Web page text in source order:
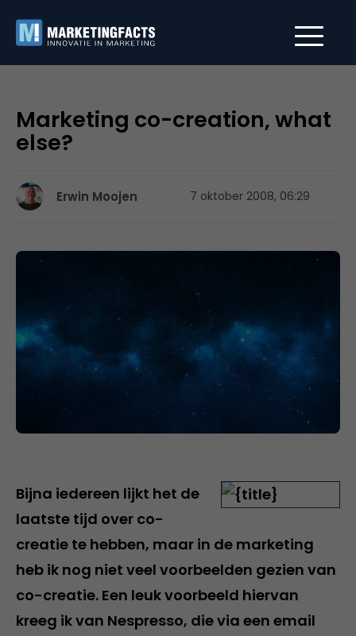
Marketing co-creation, what
else?
Erwin Moojen 7 oktober 2008, 06:29
Bijna iedereen lijkt het de
laatste tijd over co-
creatie te hebben, maar in de marketing
heb ik nog niet veel voorbeelden gezien van
co-creatie. Een leuk voorbeeld hiervan
kreeg ik van Nespresso, die via een email